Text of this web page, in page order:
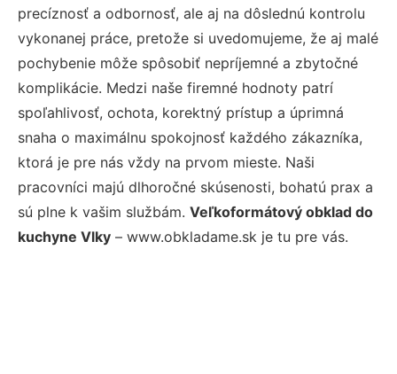
precíznosť a odbornosť, ale aj na dôslednú kontrolu
vykonanej práce, pretože si uvedomujeme, že aj malé
pochybenie môže spôsobiť nepríjemné a zbytočné
komplikácie. Medzi naše firemné hodnoty patrí
spoľahlivosť, ochota, korektný prístup a úprimná
snaha o maximálnu spokojnosť každého zákazníka,
ktorá je pre nás vždy na prvom mieste. Naši
pracovníci majú dlhoročné skúsenosti, bohatú prax a
sú plne k vašim službám. Veľkoformátový obklad do
kuchyne Vlky – www.obkladame.sk je tu pre vás.